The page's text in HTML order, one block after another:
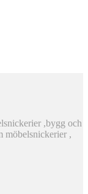
,bygg och
möbelsnickerier ,